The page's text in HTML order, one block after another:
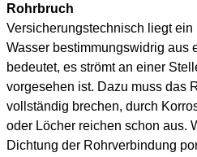
Rohrbruch
Versicherungstechnisch liegt ein
Wasser bestimmungswidrig aus
bedeutet, es strömt an einer
vorgesehen ist. Dazu muss das
vollständig brechen, durch
oder Löcher reichen schon aus.
Dichtung der Rohrverbindung